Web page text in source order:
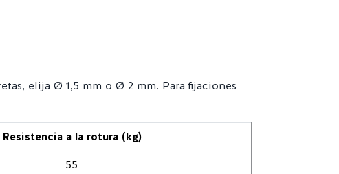
elija Ø 1,5 mm o Ø 2 mm. Para fijaciones
Resistencia a la rotura (kg)
55